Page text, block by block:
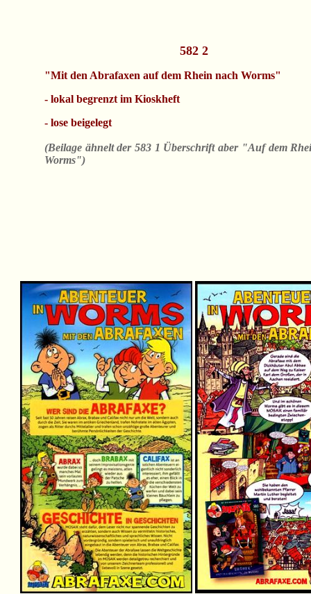
582 2
"Mit den Abrafaxen auf dem Rhein nach Worms"
- lokal begrenzt im Kioskheft
- lose beigelegt
(Beilage ähnelt der 583 1 Überschrift aber "Auf dem
Worms")